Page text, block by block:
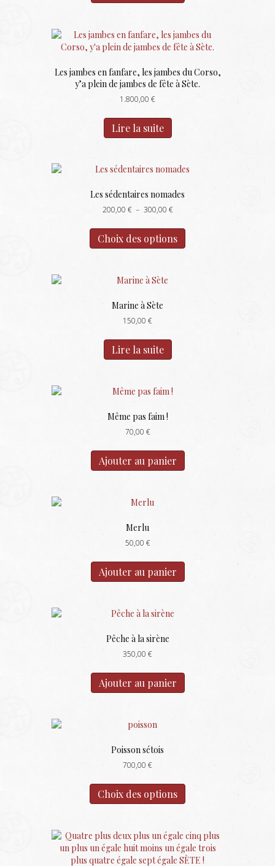
Les jambes en fanfare, les jambes du Corso,
y’a plein de jambes de fête à Sète.
1.800,00 €
Lire la suite
Les sédentaires nomades
200,00 € – 300,00 €Plage
prix :
200,00 €
à
Choix des options
a
Marine à Sète
150,00 €
Lire la suite
Même pas faim !
70,00 €
Ajouter au panier
Merlu
50,00 €
Ajouter au panier
Pêche à la sirène
350,00 €
Ajouter au panier
Poisson sétois
700,00 €
Choix des options
a
Les
options